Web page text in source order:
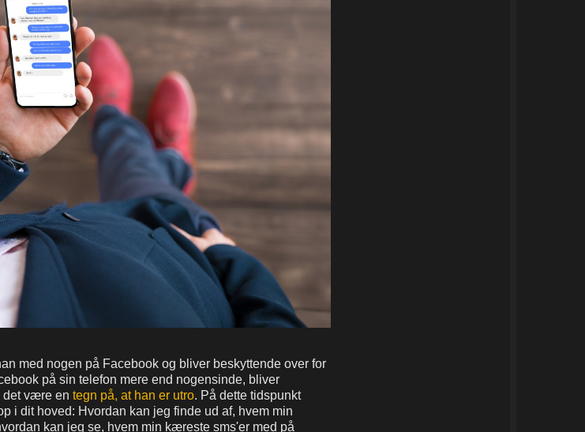
med nogen på Facebook og bliver beskyttende over for
på sin telefon mere end nogensinde, bliver
det være en tegn på, at han er utro. På dette tidspunkt
i dit hoved: Hvordan kan jeg finde ud af, hvem min
kan jeg se, hvem min kæreste sms'er med på